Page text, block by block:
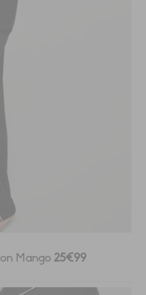
Mango 25€99